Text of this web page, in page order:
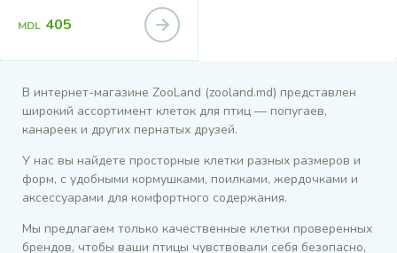
MDL 405
В интернет-магазине ZooLand (zooland.md) представлен
широкий ассортимент клеток для птиц — попугаев,
канареек и других пернатых друзей.
У нас вы найдете просторные клетки разных размеров и
форм, с удобными кормушками, поилками, жердочками и
аксессуарами для комфортного содержания.
Мы предлагаем только качественные клетки проверенных
брендов, чтобы ваши птицы чувствовали себя безопасно,